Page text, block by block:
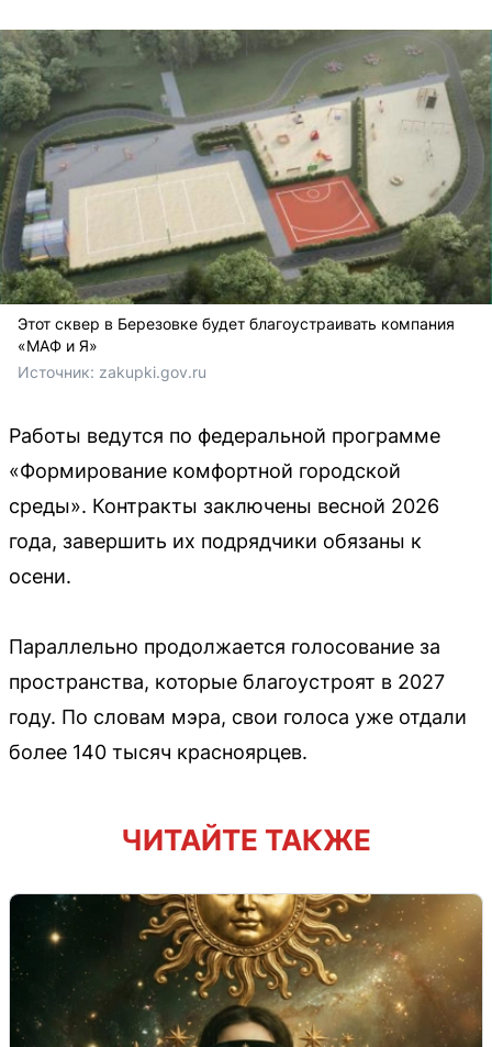
Этот сквер в Березовке будет благоустраивать компания
«МАФ и Я»
Источник: zakupki.gov.ru
Работы ведутся по федеральной программе
«Формирование комфортной городской
среды». Контракты заключены весной 2026
года, завершить их подрядчики обязаны к
осени.
Параллельно продолжается голосование за
пространства, которые благоустроят в 2027
году. По словам мэра, свои голоса уже отдали
более 140 тысяч красноярцев.
ЧИТАЙТЕ ТАКЖЕ